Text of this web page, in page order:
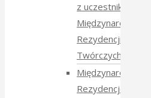
z uczestnikami
Międzynarodowych
Rezydencji
Twórczych 2026
Międzynarodowe
Rezydencje